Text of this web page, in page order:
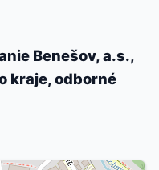
Benešov, a.s.,
kraje, odborné